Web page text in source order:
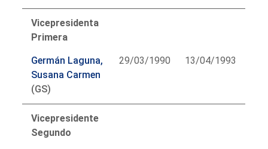
Vicepresidenta
Primera
Germán Laguna,
Susana Carmen
(GS)
29/03/1990 13/04/1993
Vicepresidente
Segundo